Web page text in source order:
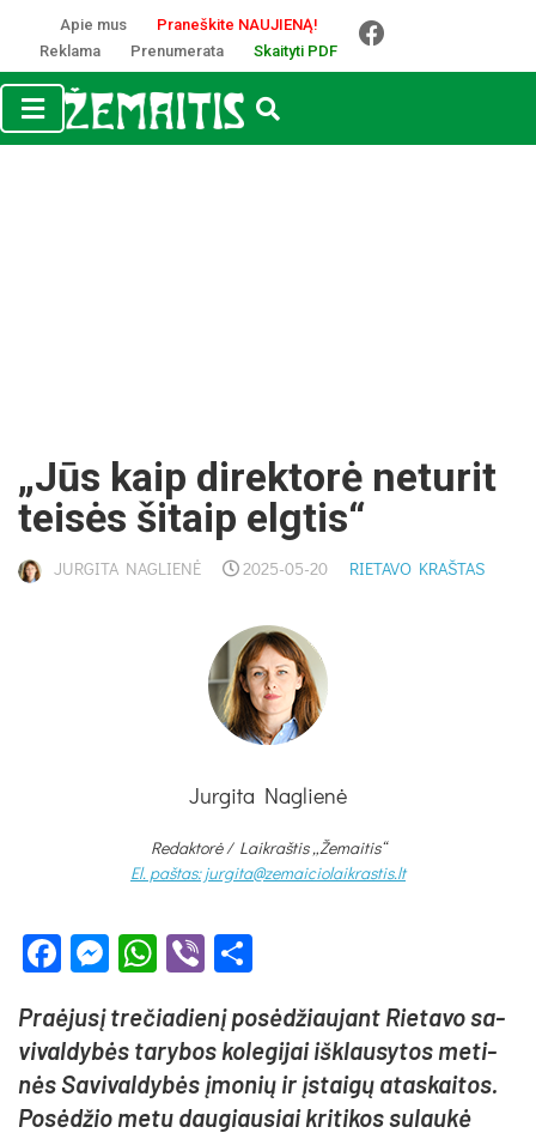
Apie mus
Praneškite NAUJIENĄ!
Reklama
Prenumerata Skaityti PDF
„Jūs kaip di­rek­to­rė ne­tu­rit
tei­sės ši­taip elg­tis“
JURGITA NAGLIENĖ 2025-05-20 RIETAVO KRAŠTAS
Jurgita Naglienė
Redaktorė / Laikraštis „Žemaitis“
El. paštas: jurgita@zemaiciolaikrastis.lt
Facebook
Messenger
WhatsApp
Viber
Praė­ju­sį tre­čia­die­nį po­sė­džiau­jant Rie­ta­vo sa­
vi­val­dy­bės ta­ry­bos ko­le­gi­jai iš­klau­sy­tos me­ti­
nės Sa­vi­val­dy­bės įmo­nių ir įstai­gų ata­skai­tos.
Po­sė­džio me­tu dau­giau­siai kri­ti­kos su­lau­kė